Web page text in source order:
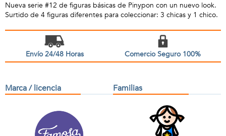
Nueva serie #12 de figuras básicas de Pinypon con un nuevo look.
Surtido de 4 figuras diferentes para coleccionar: 3 chicas y 1 chico.
Envío 24/48 Horas Comercio Seguro 100%
Marca / licencia Familias